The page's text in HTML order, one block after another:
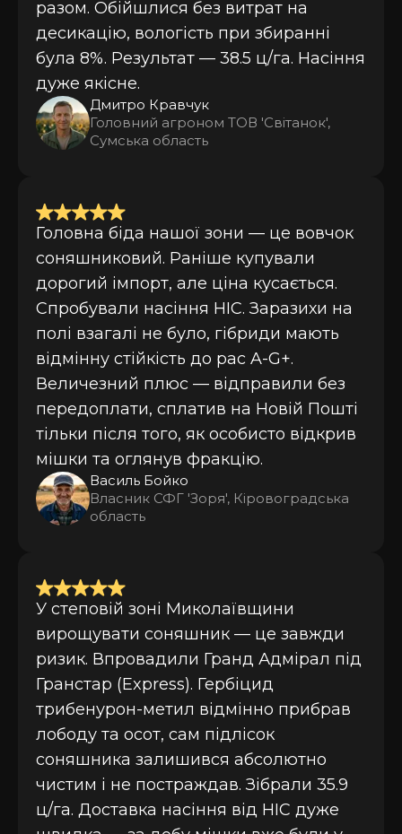
разом. Обійшлися без витрат на
десикацію, вологість при збиранні
була 8%. Результат — 38.5 ц/га. Насіння
дуже якісне.
Дмитро Кравчук
Головний агроном ТОВ 'Світанок',
Сумська область
Головна біда нашої зони — це вовчок
соняшниковий. Раніше купували
дорогий імпорт, але ціна кусається.
Спробували насіння НІС. Заразихи на
полі взагалі не було, гібриди мають
відмінну стійкість до рас A-G+.
Величезний плюс — відправили без
передоплати, сплатив на Новій Пошті
тільки після того, як особисто відкрив
мішки та оглянув фракцію.
Василь Бойко
Власник СФГ 'Зоря', Кіровоградська
область
У степовій зоні Миколаївщини
вирощувати соняшник — це завжди
ризик. Впровадили Гранд Адмірал під
Гранстар (Express). Гербіцид
трибенурон-метил відмінно прибрав
лободу та осот, сам підлісок
соняшника залишився абсолютно
чистим і не постраждав. Зібрали 35.9
ц/га. Доставка насіння від НІС дуже